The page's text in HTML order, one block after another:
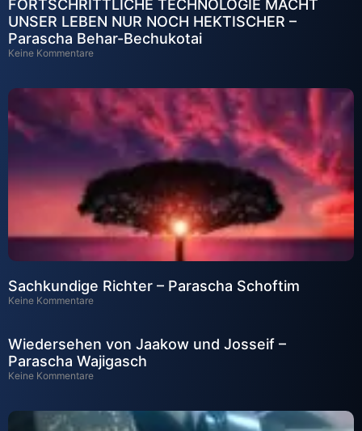
FORTSCHRITTLICHE TECHNOLOGIE MACHT
UNSER LEBEN NUR NOCH HEKTISCHER –
Parascha Behar-Bechukotai
Keine Kommentare
Sachkundige Richter – Parascha Schoftim
Keine Kommentare
Wiedersehen von Jaakow und Josseif –
Parascha Wajigasch
Keine Kommentare